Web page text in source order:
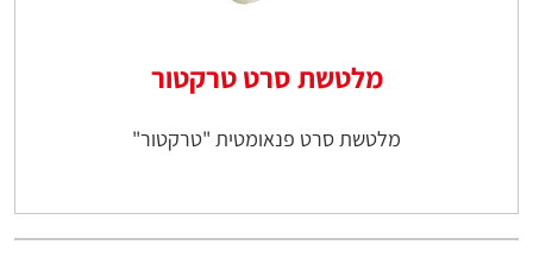
מלטשת סרט טרקטור
מלטשת סרט פנאומטית "טרקטור"